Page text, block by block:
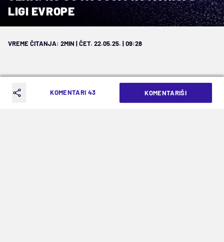
LIGI EVROPE
VREME ČITANJA: 2MIN | ČET. 22.05.25. | 09:28
KOMENTARI 43 KOMENTARIŠI